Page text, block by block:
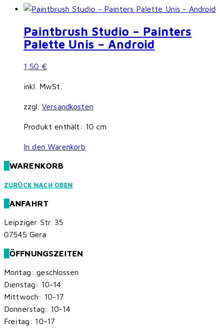
Paintbrush Studio – Painters
Palette Unis – Android
1,50 €
inkl. MwSt.
zzgl. Versandkosten
Produkt enthält: 10 cm
In den Warenkorb
WARENKORB
ZURÜCK NACH OBEN
ANFAHRT
Leipziger Str. 35
07545 Gera
ÖFFNUNGSZEITEN
Montag: geschlossen
Dienstag: 10-14
Mittwoch: 10-17
Donnerstag: 10-14
Freitag: 10-17